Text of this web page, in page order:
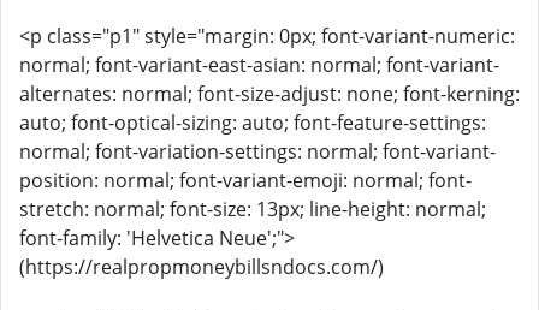
<p class="p1" style="margin: 0px; font-variant-numeric:
normal; font-variant-east-asian: normal; font-variant-
alternates: normal; font-size-adjust: none; font-kerning:
auto; font-optical-sizing: auto; font-feature-settings:
normal; font-variation-settings: normal; font-variant-
position: normal; font-variant-emoji: normal; font-
stretch: normal; font-size: 13px; line-height: normal;
font-family: 'Helvetica Neue';">
(https://realpropmoneybillsndocs.com/)